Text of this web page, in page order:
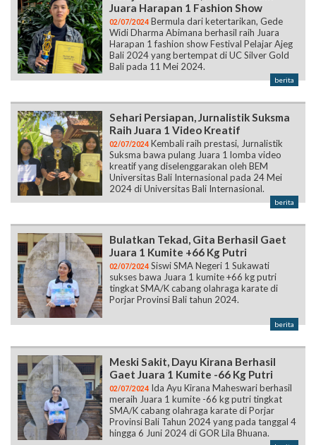
Juara Harapan 1 Fashion Show
02/07/2024 Bermula dari ketertarikan, Gede
Widi Dharma Abimana berhasil raih Juara
Harapan 1 fashion show Festival Pelajar Ajeg
Bali 2024 yang bertempat di UC Silver Gold
Bali pada 11 Mei 2024.
berita
Sehari Persiapan, Jurnalistik Suksma
Raih Juara 1 Video Kreatif
02/07/2024 Kembali raih prestasi, Jurnalistik
Suksma bawa pulang Juara 1 lomba video
kreatif yang diselenggarakan oleh BEM
Universitas Bali Internasional pada 24 Mei
2024 di Universitas Bali Internasional.
berita
Bulatkan Tekad, Gita Berhasil Gaet
Juara 1 Kumite +66 Kg Putri
02/07/2024 Siswi SMA Negeri 1 Sukawati
sukses bawa Juara 1 kumite +66 kg putri
tingkat SMA/K cabang olahraga karate di
Porjar Provinsi Bali tahun 2024.
berita
Meski Sakit, Dayu Kirana Berhasil
Gaet Juara 1 Kumite -66 Kg Putri
02/07/2024 Ida Ayu Kirana Maheswari berhasil
meraih Juara 1 kumite -66 kg putri tingkat
SMA/K cabang olahraga karate di Porjar
Provinsi Bali Tahun 2024 yang pada tanggal 4
hingga 6 Juni 2024 di GOR Lila Bhuana.